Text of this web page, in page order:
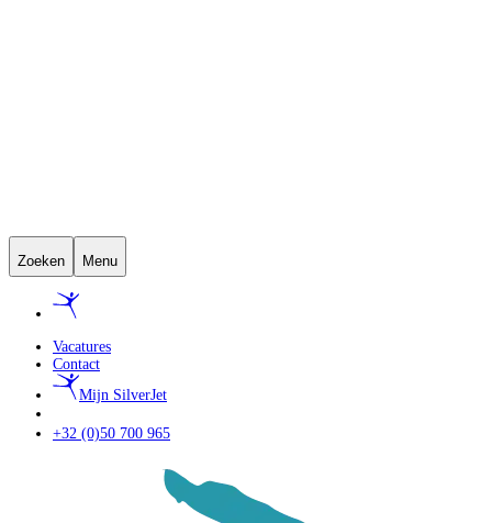
Zoeken Menu
Vacatures
Contact
Mijn SilverJet
+32 (0)50 700 965